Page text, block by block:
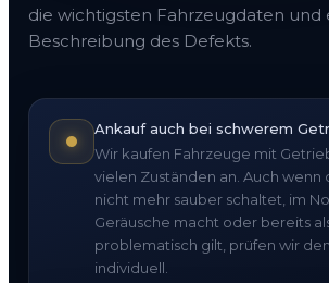
die wichtigsten Fahrzeugdaten und
Beschreibung des Defekts.
Ankauf auch bei schwerem
Wir kaufen Fahrzeuge mit
vielen Zuständen an. Auch wenn
nicht mehr sauber schaltet, im
Geräusche macht oder bereits
problematisch gilt, prüfen wir
individuell.